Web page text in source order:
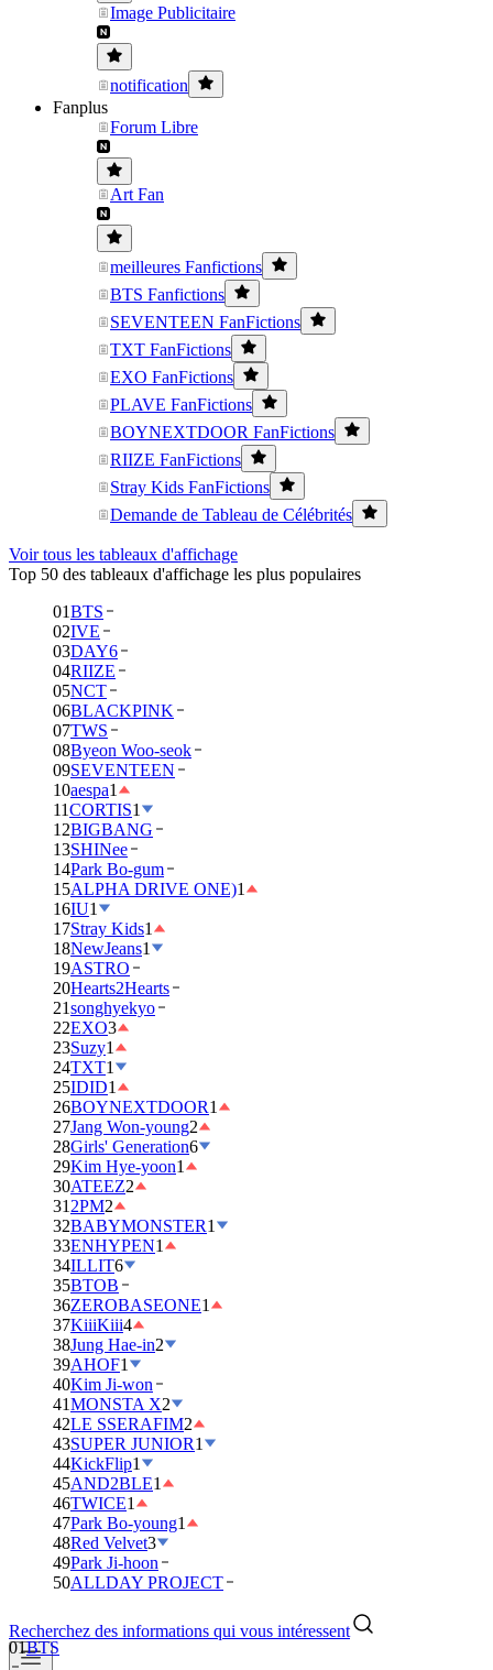
Image Publicitaire
notification
Fanplus
Forum Libre
Art Fan
meilleures Fanfictions
BTS Fanfictions
SEVENTEEN FanFictions
TXT FanFictions
EXO FanFictions
PLAVE FanFictions
BOYNEXTDOOR FanFictions
RIIZE FanFictions
Stray Kids FanFictions
Demande de Tableau de Célébrités
Voir tous les tableaux d'affichage
Top 50 des tableaux d'affichage les plus populaires
01BTS
02IVE
03DAY6
04RIIZE
05NCT
06BLACKPINK
07TWS
08Byeon Woo-seok
09SEVENTEEN
10aespa1
11CORTIS1
12BIGBANG
13SHINee
14Park Bo-gum
15ALPHA DRIVE ONE)1
16IU1
17Stray Kids1
18NewJeans1
19ASTRO
20Hearts2Hearts
21songhyekyo
22EXO3
23Suzy1
24TXT1
25IDID1
26BOYNEXTDOOR1
27Jang Won-young2
28Girls' Generation6
29Kim Hye-yoon1
30ATEEZ2
31 2PM2
32BABYMONSTER1
33ENHYPEN1
34ILLIT6
35BTOB
36ZEROBASEONE1
37KiiiKiii4
38Jung Hae-in2
39AHOF1
40Kim Ji-won
41MONSTA X2
42LE SSERAFIM2
43SUPER JUNIOR1
44KickFlip1
45AND2BLE1
46TWICE1
47Park Bo-young1
48Red Velvet3
49Park Ji-hoon
50ALLDAY PROJECT
Recherchez des informations qui vous intéressent
01BTS